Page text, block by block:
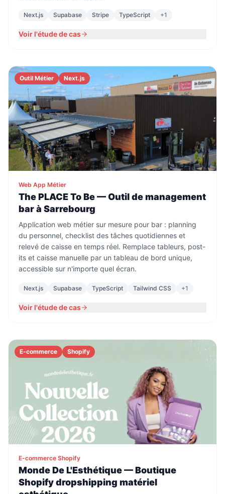
Next.js Supabase Stripe TypeScript +1
Voir l'étude de cas
Outil Métier Next.js
Web App Métier
The PLACE To Be — Outil de management
bar à Sarrebourg
Application web métier sur mesure pour bar : planning
du personnel, checklist des tâches quotidiennes et
relevé de caisse en temps réel. Remplace tableurs, post-
its et caisse manuelle par un tableau de bord unique,
accessible sur n'importe quel écran.
Next.js Supabase TypeScript Tailwind CSS +1
Voir l'étude de cas
E-commerce Shopify
E-commerce Shopify
Monde De L'Esthétique — Boutique
Shopify dropshipping matériel